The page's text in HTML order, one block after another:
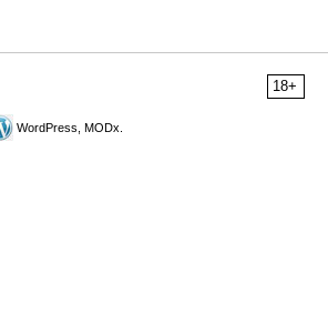
18+
WordPress, MODx.